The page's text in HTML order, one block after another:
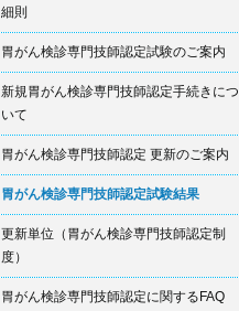
細則
胃がん検診専門技師認定試験のご案内
新規胃がん検診専門技師認定手続きにつ
いて
胃がん検診専門技師認定 更新のご案内
胃がん検診専門技師認定試験結果
更新単位（胃がん検診専門技師認定制
度）
胃がん検診専門技師認定に関するFAQ